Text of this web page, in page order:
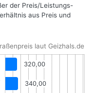
der Preis/Leistungs-
aus Preis und
laut Geizhals.de
320,00
340,00